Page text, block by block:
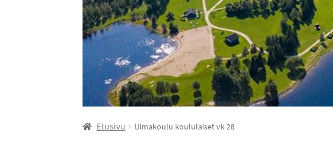
Etusivu Uimakoulu koululaiset vk 28